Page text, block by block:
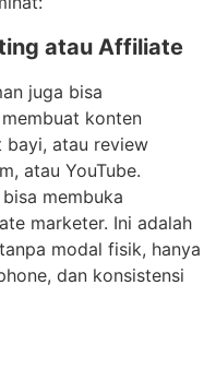
atau Affiliate
juga bisa
konten
bayi, atau review
atau YouTube.
membuka
marketer. Ini adalah
modal fisik, hanya
dan konsistensi